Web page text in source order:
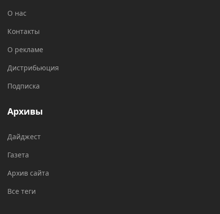
О нас
Контакты
О рекламе
Дистрибьюция
Подписка
Архивы
Дайджест
Газета
Архив сайта
Все теги